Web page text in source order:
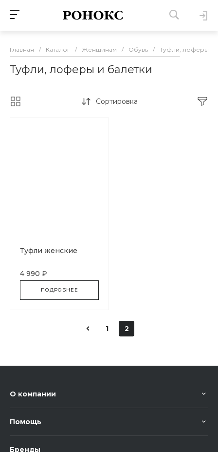
Главная / Каталог / Женщинам / Обувь / Туфли, лоферы и
Туфли, лоферы и балетки
Сортировка
Туфли женские
4 990 ₽
ПОДРОБНЕЕ
1 2
О компании
Помощь
Бренды